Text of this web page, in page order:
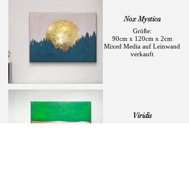
Nox Mystica
Größe:
90cm x 120cm x 2cm
Mixed Media auf Leinwand
verkauft
Viridis